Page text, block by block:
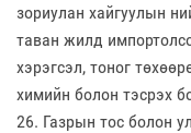
зориулан хайгуулын
таван жилд
хэрэгсэл, тоног
химийн болон тэсрэх
26. Газрын тос болон